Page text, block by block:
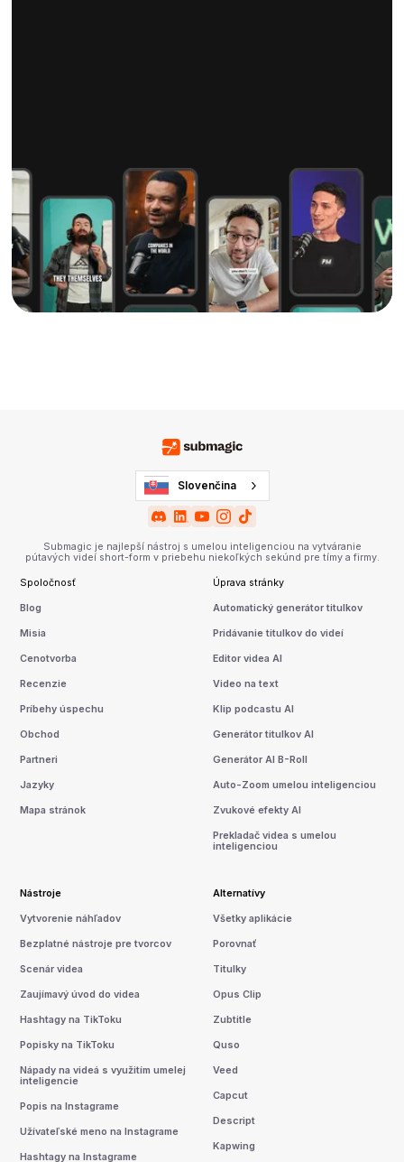
Slovenčina
Submagic je najlepší nástroj s umelou inteligenciou na vytváranie
pútavých videí short-form v priebehu niekoľkých sekúnd pre tímy a firmy.
Spoločnosť
Blog
Misia
Cenotvorba
Recenzie
Príbehy úspechu
Obchod
Partneri
Jazyky
Mapa stránok
Úprava stránky
Automatický generátor titulkov
Pridávanie titulkov do videí
Editor videa AI
Video na text
Klip podcastu AI
Generátor titulkov AI
Generátor AI B-Roll
Auto-Zoom umelou inteligenciou
Zvukové efekty AI
Prekladač videa s umelou
inteligenciou
Nástroje
Vytvorenie náhľadov
Bezplatné nástroje pre tvorcov
Scenár videa
Zaujímavý úvod do videa
Hashtagy na TikToku
Popisky na TikToku
Nápady na videá s využitím umelej
inteligencie
Popis na Instagrame
Užívateľské meno na Instagrame
Hashtagy na Instagrame
Alternatívy
Všetky aplikácie
Porovnať
Titulky
Opus Clip
Zubtitle
Quso
Veed
Capcut
Descript
Kapwing